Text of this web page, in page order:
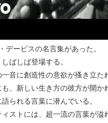
デービスの名言集があった。
ばしば登場する。
音に創造性の意欲が搔き立た
、新しい生き方の彼方が開か
られる言葉に潜んでいる。
ストには、超一流の言葉が溢